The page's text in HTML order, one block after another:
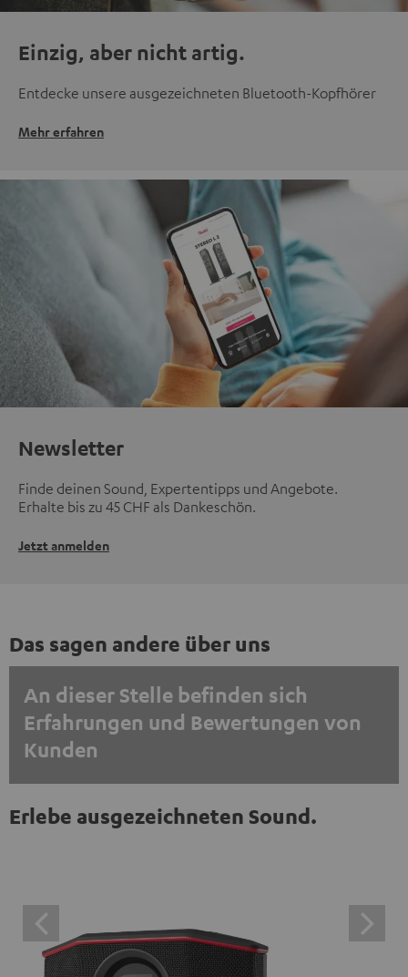
Einzig, aber nicht artig.
Entdecke unsere ausgezeichneten Bluetooth-Kopfhörer
Mehr erfahren
Newsletter
Finde deinen Sound, Expertentipps und Angebote.
Erhalte bis zu 45 CHF als Dankeschön.
Jetzt anmelden
Das sagen andere über uns
An dieser Stelle befinden sich
Erfahrungen und Bewertungen von
Kunden
EINMALIG ZUSTIMMEN UND ANZEIGEN
werden. Mit dem Anklicken des Inhalts wird zugestimmt,
dass externe Inhalte angezeigt werden. Dabei können
Erlebe ausgezeichneten Sound.